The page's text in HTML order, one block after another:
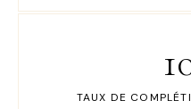
TAUX DE